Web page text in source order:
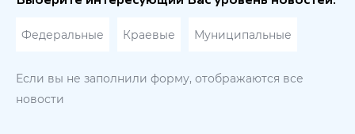
Федеральные Краевые Муниципальные
Если вы не заполнили форму, отображаются все
новости